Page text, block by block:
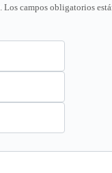
Los campos obligatorios